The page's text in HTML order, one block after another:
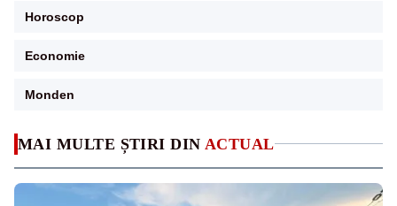
MAI MULTE ȘTIRI DIN ACTUAL
Horoscop
Economie
Monden